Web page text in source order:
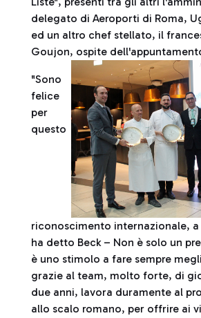
delegato di Aeroporti di Roma,
ed un altro chef stellato, il
Goujon, ospite
"Sono
felice
per
questo
riconoscimento internazionale,
ha detto Beck – Non è solo un
è uno stimolo a fare sempre
grazie al team, molto forte, di
due anni, lavora duramente al
allo scalo romano, per offrire ai